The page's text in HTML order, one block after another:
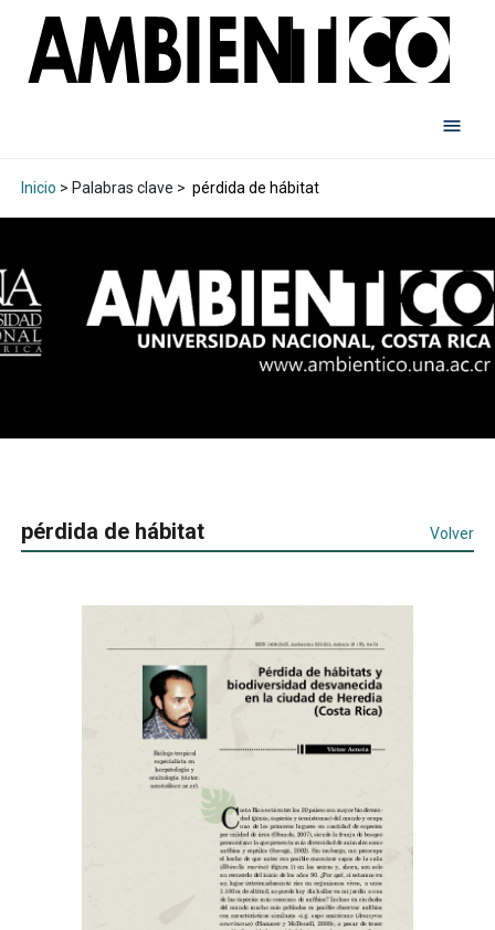
Inicio > Palabras clave > pérdida de hábitat
pérdida de hábitat Volver